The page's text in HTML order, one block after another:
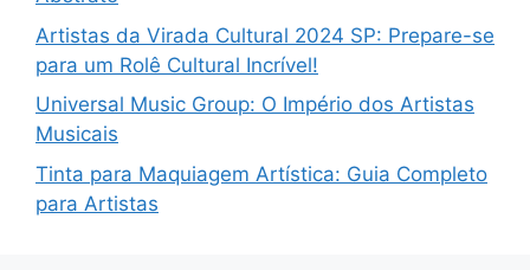
Artistas da Virada Cultural 2024 SP: Prepare-se
para um Rolê Cultural Incrível!
Universal Music Group: O Império dos Artistas
Musicais
Tinta para Maquiagem Artística: Guia Completo
para Artistas